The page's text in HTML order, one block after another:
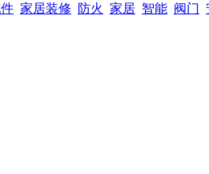
家居装修 防火 家居 智能 阀门